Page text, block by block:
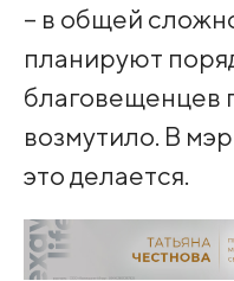
– в общей
планируют
благовещенцев
возмутило. В
это делается.